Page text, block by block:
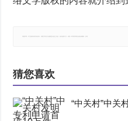
猜您喜欢
“中关村”中关